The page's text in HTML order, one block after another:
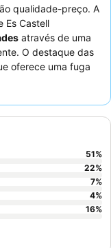
qualidade-preço. A
Es Castell
através de uma
O destaque das
oferece uma fuga
são
o jardim.
51%
22%
7%
4%
16%